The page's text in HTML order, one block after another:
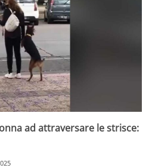
ad attraversare le strisce: